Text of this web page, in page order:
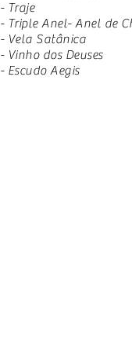
- Traje
- Triple Anel- Anel de
- Vela Satânica
- Vinho dos Deuses
- Escudo Aegis